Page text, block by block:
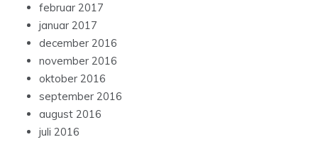
februar 2017
januar 2017
december 2016
november 2016
oktober 2016
september 2016
august 2016
juli 2016